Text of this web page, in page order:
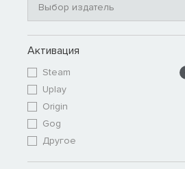
Выбор издатель
Активация
Steam
Uplay
Origin
Gog
Другое